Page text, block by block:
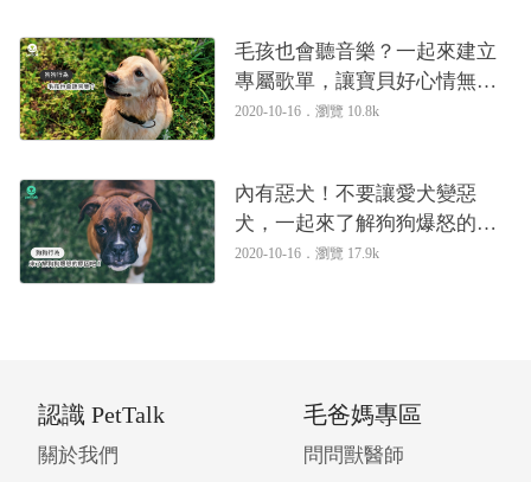
毛孩也會聽音樂？一起來建立
專屬歌單，讓寶貝好心情無煩
惱！｜專業獸醫—黃硯庭
2020-10-16．瀏覽 10.8k
內有惡犬！不要讓愛犬變惡
犬，一起來了解狗狗爆怒的原
因吧！｜專業獸醫—黃硯庭
2020-10-16．瀏覽 17.9k
認識 PetTalk
關於我們
毛爸媽專區
問問獸醫師